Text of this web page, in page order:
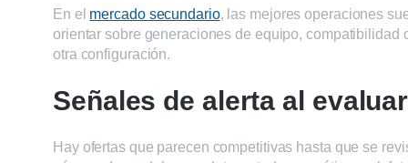
En el mercado secundario, las mejores operaciones
orientar sobre generaciones de equipo,
otra configuración.
Señales de alerta al
Hay ofertas que parecen competitivas hasta que se